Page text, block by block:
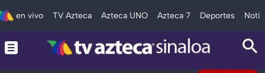
en vivo TV Azteca Azteca UNO Azteca 7 Deportes